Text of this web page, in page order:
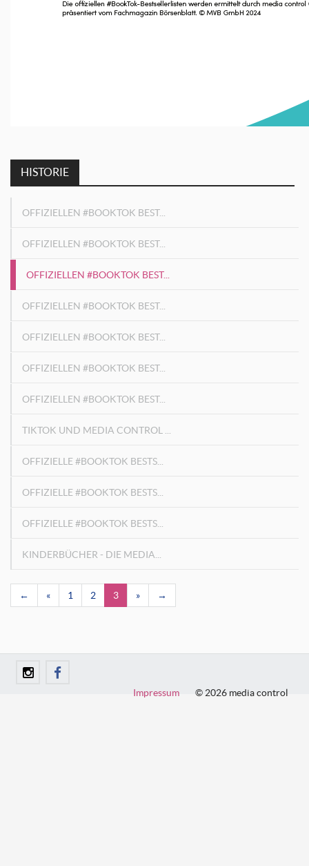
HISTORIE
OFFIZIELLEN #BOOKTOK BEST...
OFFIZIELLEN #BOOKTOK BEST...
OFFIZIELLEN #BOOKTOK BEST...
OFFIZIELLEN #BOOKTOK BEST...
OFFIZIELLEN #BOOKTOK BEST...
OFFIZIELLEN #BOOKTOK BEST...
OFFIZIELLEN #BOOKTOK BEST...
TIKTOK UND MEDIA CONTROL ...
OFFIZIELLE #BOOKTOK BESTS...
OFFIZIELLE #BOOKTOK BESTS...
OFFIZIELLE #BOOKTOK BESTS...
KINDERBÜCHER - DIE MEDIA...
← « 1 2 3 » →
Impressum © 2026 media control